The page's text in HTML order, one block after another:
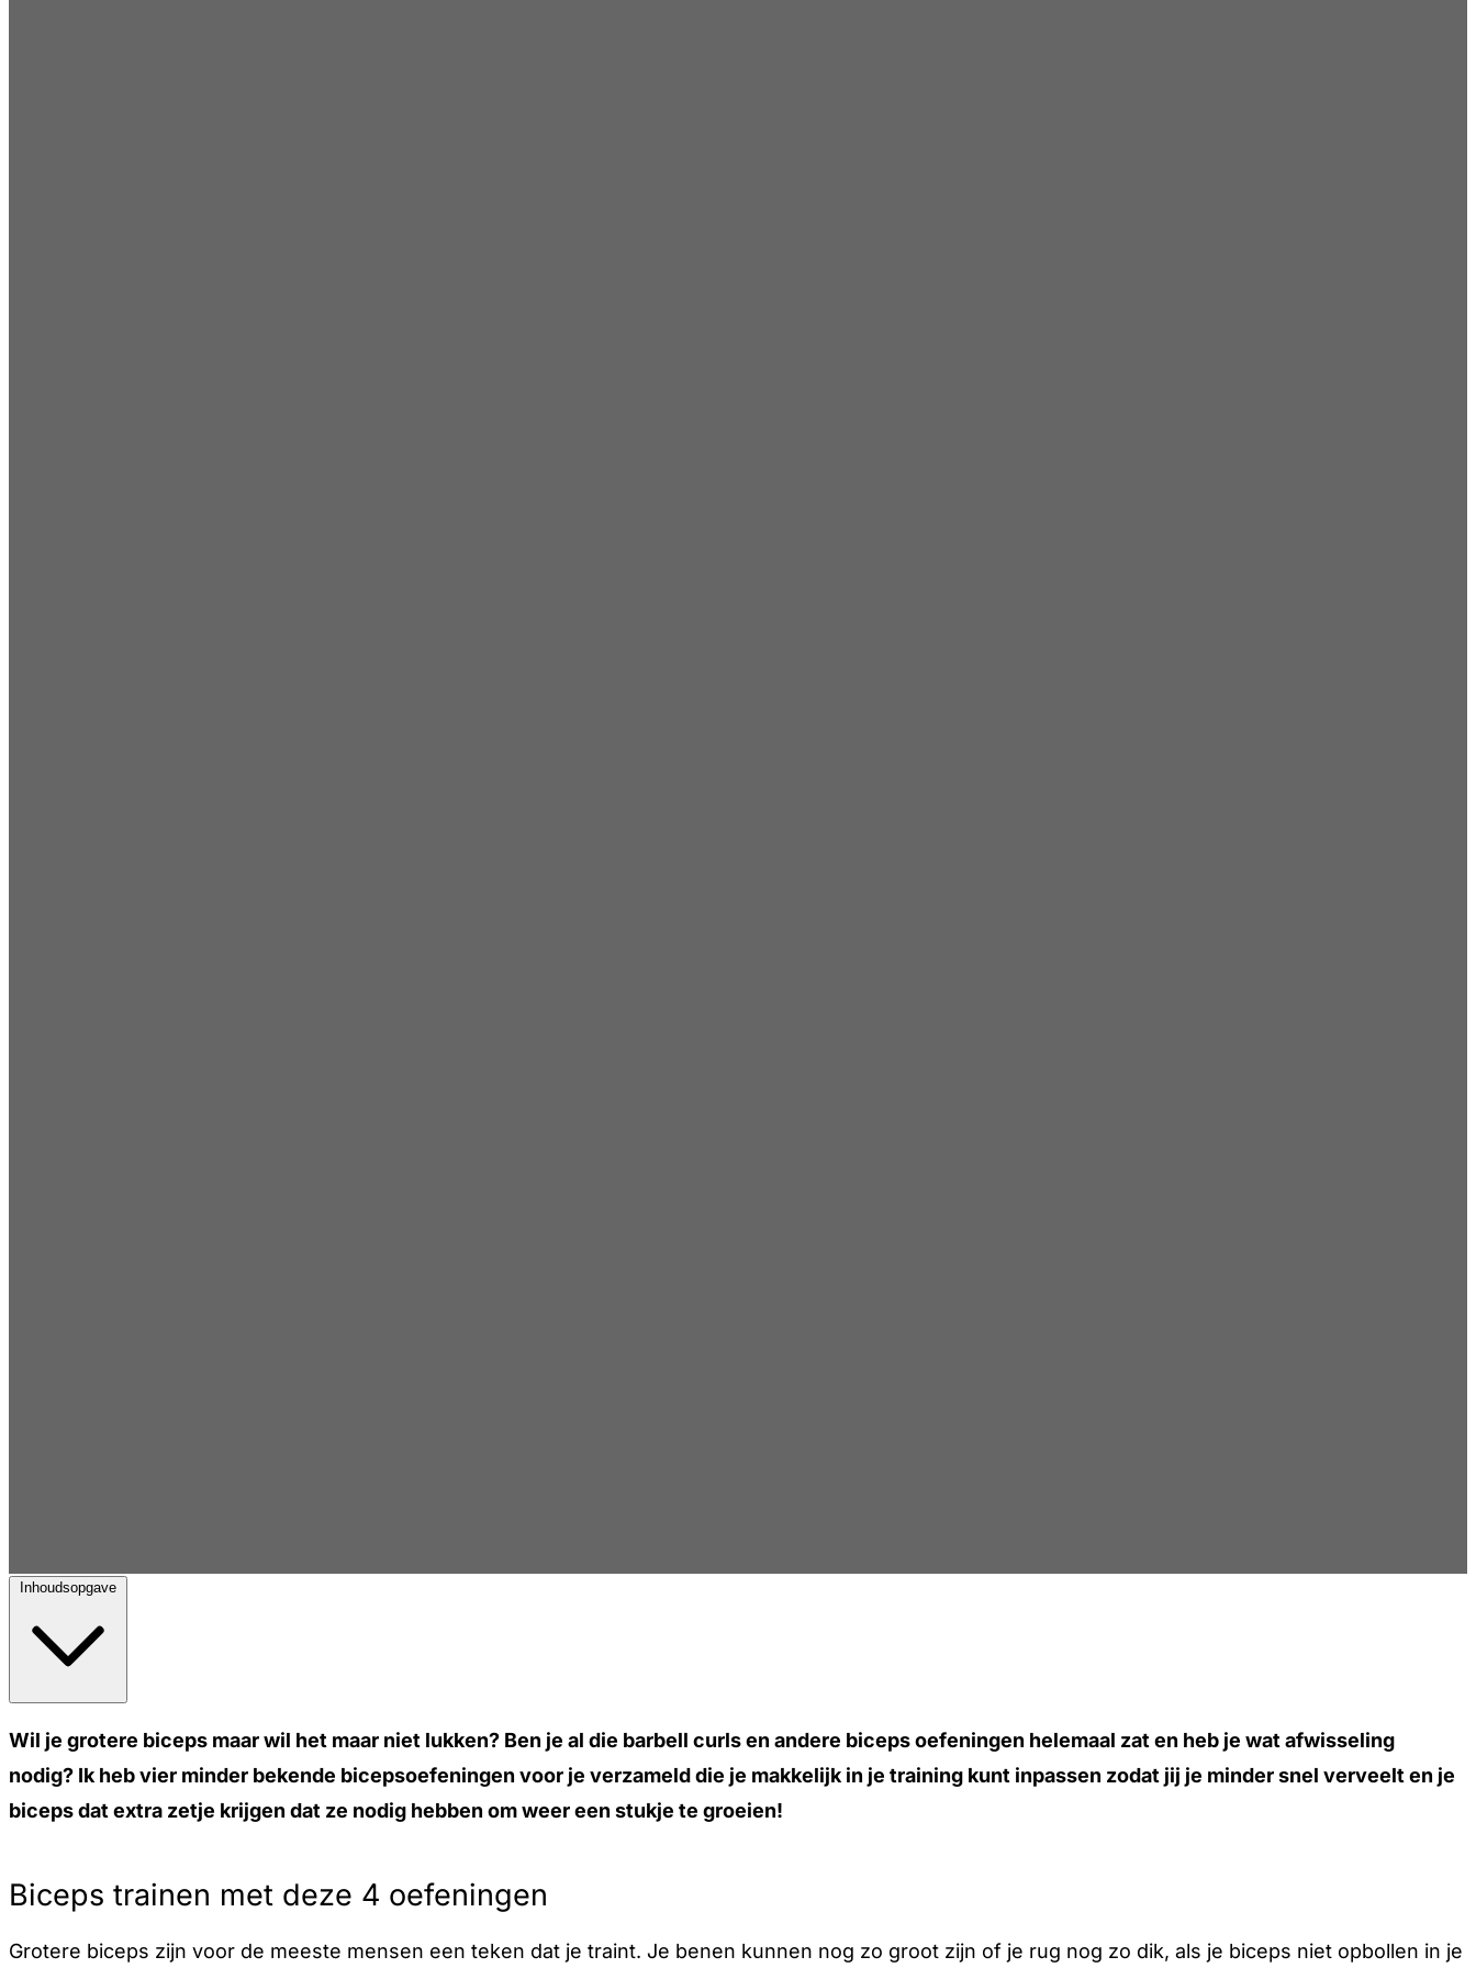
Inhoudsopgave
Wil je grotere biceps maar wil het maar niet lukken? Ben je al die barbell curls en andere biceps oefeningen helemaal zat en heb je wat afwisseling
nodig? Ik heb vier minder bekende bicepsoefeningen voor je verzameld die je makkelijk in je training kunt inpassen zodat jij je minder snel verveelt en je
biceps dat extra zetje krijgen dat ze nodig hebben om weer een stukje te groeien!
Biceps trainen met deze 4 oefeningen
Grotere biceps zijn voor de meeste mensen een teken dat je traint. Je benen kunnen nog zo groot zijn of je rug nog zo dik, als je biceps niet opbollen in je